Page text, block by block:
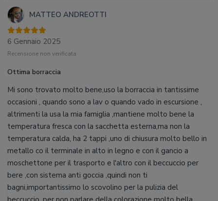
MATTEO ANDREOTTI
6 Gennaio 2025
Recensione non verificata
Ottima borraccia
Mi sono trovato molto bene,uso la borraccia in tantissime
occasioni , quando sono a lav o quando vado in escursione ,
altrimenti la usa la mia famiglia ,mantiene molto bene la
temperatura fresca con la sacchetta esterna,ma non la
temperatura calda, ha 2 tappi ,uno di chiusura molto bello in
metallo co il terminale in alto in legno e con il gancio a
moschettone per il trasporto e l'altro con il beccuccio per
bere ,con sistema anti goccia ,quindi non ti
bagni,importantissimo lo scovolino per la pulizia del